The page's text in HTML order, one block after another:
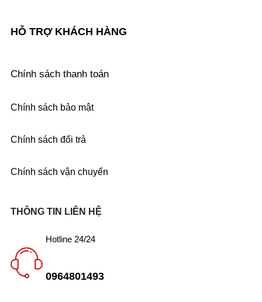
HỖ TRỢ KHÁCH HÀNG
Chính sách thanh toán
Chính sách bảo mật
Chính sách đổi trả
Chính sách vận chuyển
THÔNG TIN LIÊN HỆ
Hotline 24/24
0964801493